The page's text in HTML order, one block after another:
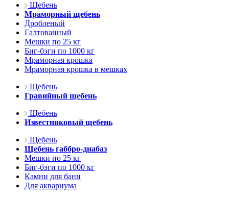
Щебень
Мраморный щебень
Дробленый
Галтованный
Мешки по 25 кг
Биг-бэги по 1000 кг
Мраморная крошка
Мраморная крошка в мешках
Щебень
Гравийный щебень
Щебень
Известняковый щебень
Щебень
Щебень габбро-диабаз
Мешки по 25 кг
Биг-бэги по 1000 кг
Камни для бани
Для аквариума